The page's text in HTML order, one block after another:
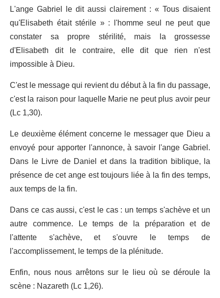
L'ange Gabriel le dit aussi clairement : « Tous disaient
qu'Elisabeth était stérile » : l'homme seul ne peut que
constater sa propre stérilité, mais la grossesse
d'Elisabeth dit le contraire, elle dit que rien n'est
impossible à Dieu.
C'est le message qui revient du début à la fin du passage,
c'est la raison pour laquelle Marie ne peut plus avoir peur
(Lc 1,30).
Le deuxième élément concerne le messager que Dieu a
envoyé pour apporter l'annonce, à savoir l'ange Gabriel.
Dans le Livre de Daniel et dans la tradition biblique, la
présence de cet ange est toujours liée à la fin des temps,
aux temps de la fin.
Dans ce cas aussi, c'est le cas : un temps s'achève et un
autre commence. Le temps de la préparation et de
l'attente s'achève, et s'ouvre le temps de
l'accomplissement, le temps de la plénitude.
Enfin, nous nous arrêtons sur le lieu où se déroule la
scène : Nazareth (Lc 1,26).